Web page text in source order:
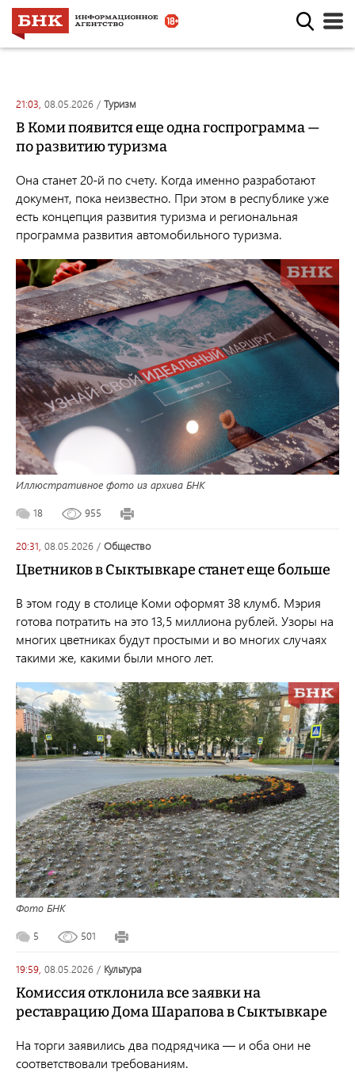
21:03, 08.05.2026 / туризм
В Коми появится еще одна госпрограмма —
по развитию туризма
Она станет 20-й по счету. Когда именно разработают
документ, пока неизвестно. При этом в республике уже
есть концепция развития туризма и региональная
программа развития автомобильного туризма.
Иллюстративное фото из архива БНК
18 955
20:31, 08.05.2026 / общество
Цветников в Сыктывкаре станет еще больше
В этом году в столице Коми оформят 38 клумб. Мэрия
готова потратить на это 13,5 миллиона рублей. Узоры на
многих цветниках будут простыми и во многих случаях
такими же, какими были много лет.
Фото БНК
5 501
19:59, 08.05.2026 / культура
Комиссия отклонила все заявки на
реставрацию Дома Шарапова в Сыктывкаре
На торги заявились два подрядчика — и оба они не
соответствовали требованиям.